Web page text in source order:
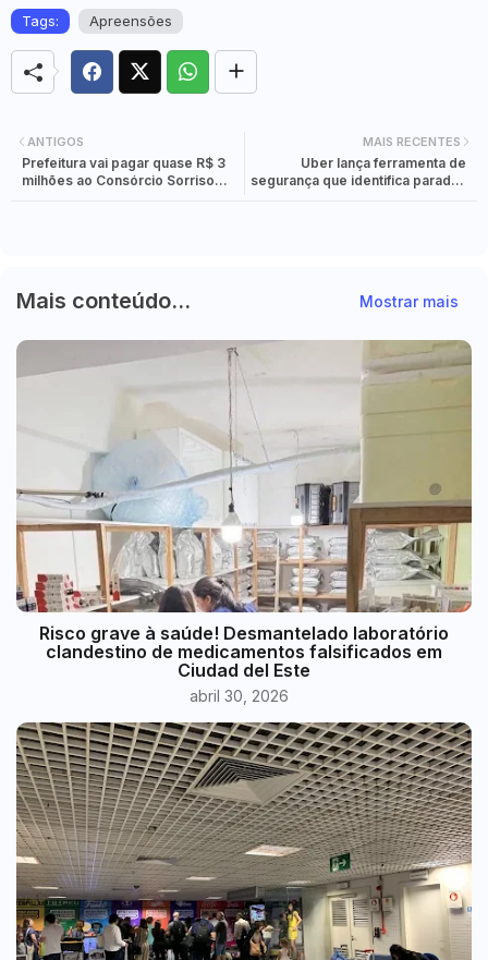
Tags: Apreensões
MAIS RECENTES
Uber lança ferramenta de
segurança que identifica paradas
ANTIGOS
Prefeitura vai pagar quase R$ 3
milhões ao Consórcio Sorriso
Mais conteúdo... Mostrar mais
Risco grave à saúde! Desmantelado laboratório
clandestino de medicamentos falsificados em
Ciudad del Este
abril 30, 2026